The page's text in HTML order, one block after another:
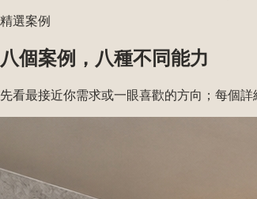
精選案例
八個案例，八種不同能力
先看最接近你需求或一眼喜歡的方向；每個